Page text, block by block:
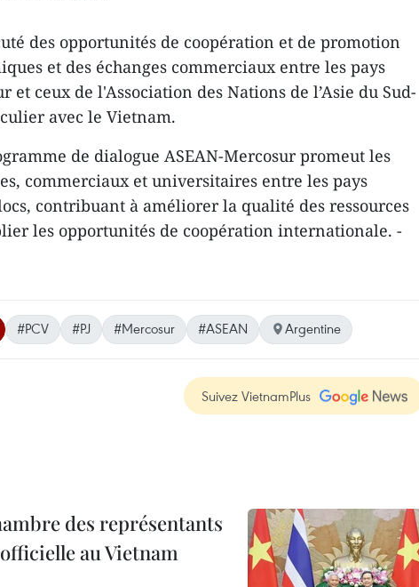
des opportunités de coopération et de promotion
et des échanges commerciaux entre les pays
et ceux de l'Association des Nations de l’Asie du Sud-
avec le Vietnam.
de dialogue ASEAN-Mercosur promeut les
commerciaux et universitaires entre les pays
contribuant à améliorer la qualité des ressources
les opportunités de coopération internationale. -
#PCV #PJ #Mercosur #ASEAN Argentine
Suivez VietnamPlus
des représentants
au Vietnam